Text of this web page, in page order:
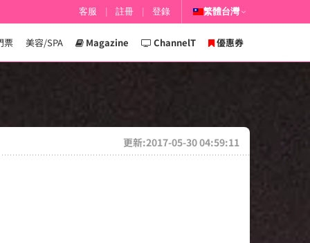
票 美容/SPA Magazine ChannelT 優惠券
客服 註冊 登錄 繁體台灣
更新:2017-05-30 04:59:11